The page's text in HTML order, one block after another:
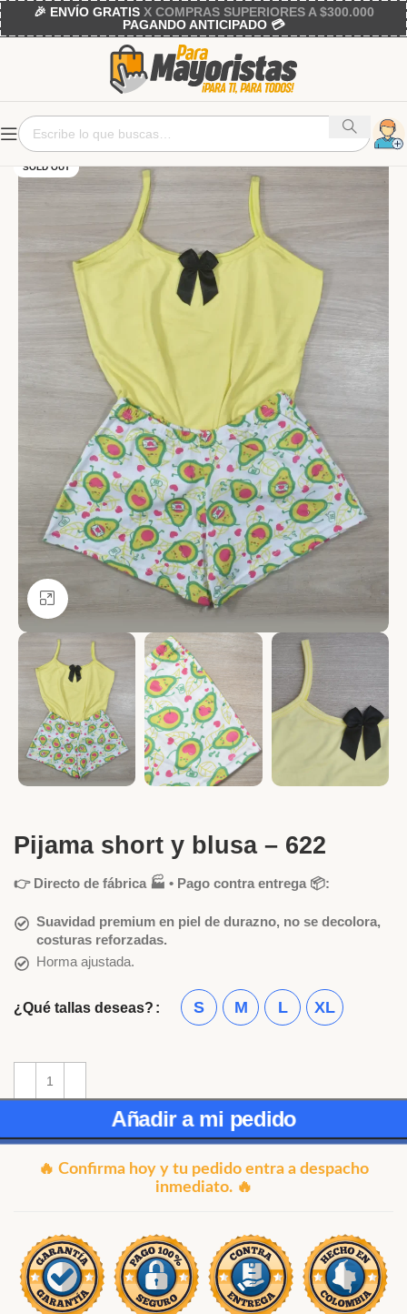
🎉 ENVÍO GRATISX COMPRAS SUPERIORES A $300.000
PAGANDO ANTICIPADO 💳
SOLD OUT
Ver más grande
Pijama short y blusa – 622
👉 Directo de fábrica 🏭 • Pago contra entrega 📦:
Suavidad premium en piel de durazno, no se decolora,
costuras reforzadas.
Horma ajustada.
¿Qué tallas deseas? S M L XL
Añadir a mi pedido
🔥 Confirma hoy y tu pedido entra a despacho
inmediato. 🔥